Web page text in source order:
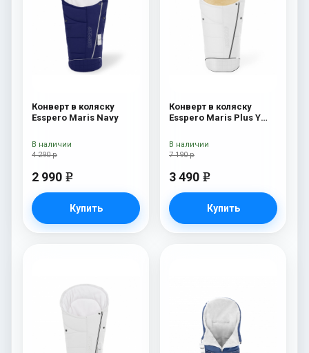
Конверт в коляску
Esspero Maris Navy
4 290 р
2 990 e
Купить
В наличии
Конверт в коляску
Esspero Maris Plus Y
мех) Milk
7 190 р
3 490 e
Купить
В наличии